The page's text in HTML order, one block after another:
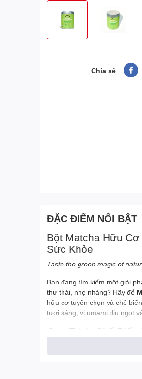
Chia sẻ
ĐẶC ĐIỂM NỔI BẬT
Bột Matcha Hữu
Sức Khỏe
Taste the green magic of
Bạn đang tìm kiếm một giải
thư thái, nhẹ nhàng? Hãy để
hữu cơ tuyển chọn và chế
tươi sáng, vị umami dịu ngọt
Quy Trình Chế
Để tạo ra những hạt bột
tác và sản xuất khép kín: